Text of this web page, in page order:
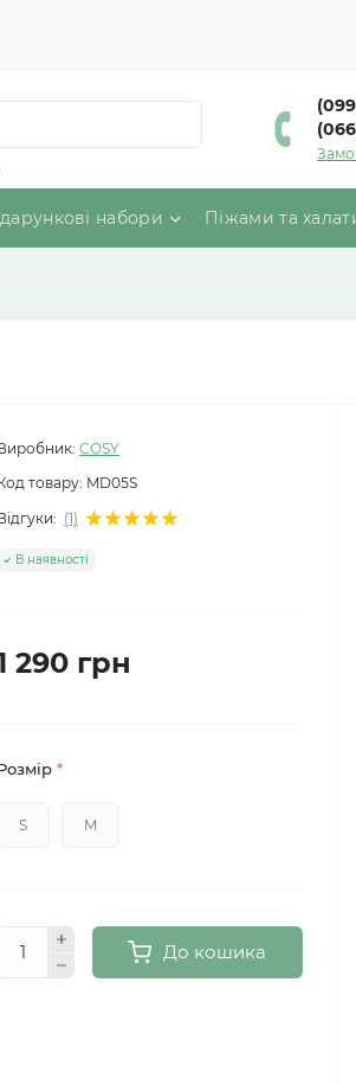
набори Піжами та
COSY
товару: MD05S
(1)
В наявності
290 грн
*
S M
До кошика